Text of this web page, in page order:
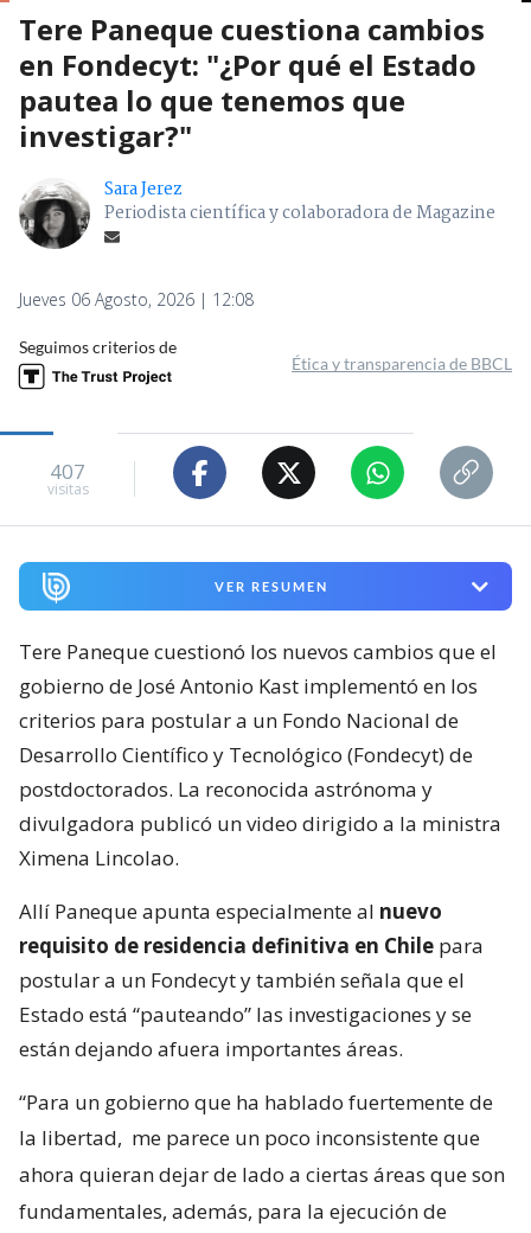
Tere Paneque cuestiona cambios
en Fondecyt: "¿Por qué el Estado
pautea lo que tenemos que
investigar?"
Sara Jerez
Periodista científica y colaboradora de Magazine
Jueves 06 Agosto, 2026 | 12:08
Seguimos criterios de
Ética y transparencia de BBCL
407
visitas
VER RESUMEN
Tere Paneque cuestionó los nuevos cambios que el
gobierno de José Antonio Kast implementó en los
criterios para postular a un Fondo Nacional de
Desarrollo Científico y Tecnológico (Fondecyt) de
postdoctorados. La reconocida astrónoma y
divulgadora publicó un video dirigido a la ministra
Ximena Lincolao.
Allí Paneque apunta especialmente al nuevo
requisito de residencia definitiva en Chile para
postular a un Fondecyt y también señala que el
Estado está “pauteando” las investigaciones y se
están dejando afuera importantes áreas.
“Para un gobierno que ha hablado fuertemente de
la libertad, me parece un poco inconsistente que
ahora quieran dejar de lado a ciertas áreas que son
fundamentales, además, para la ejecución de